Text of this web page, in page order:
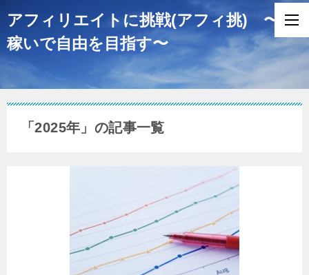
アフィリエイトに挑戦(アフィ挑) 〜
稼いで自由を目指す〜
「2025年」の記事一覧